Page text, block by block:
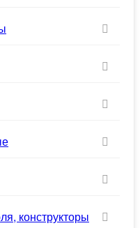
конструкторы